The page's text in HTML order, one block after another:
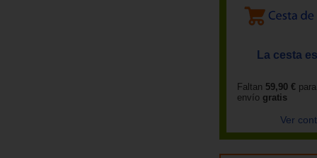
La cesta
Faltan 59,90 €
envío gratis
Ver